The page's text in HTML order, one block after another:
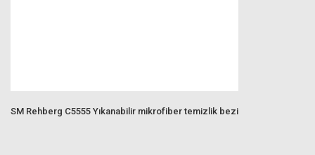
SM Rehberg C5555 Yıkanabilir mikrofiber temizlik bezi